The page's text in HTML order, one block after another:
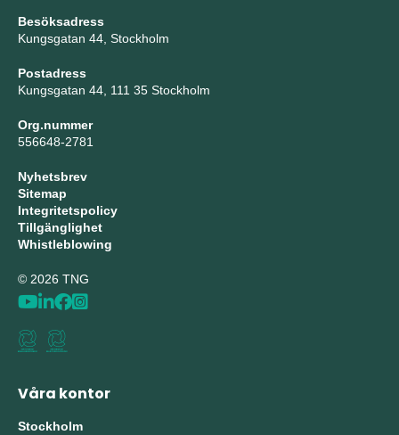
Besöksadress
Kungsgatan 44, Stockholm
Postadress
Kungsgatan 44, 111 35 Stockholm
Org.nummer
556648-2781
Nyhetsbrev
Sitemap
Integritetspolicy
Tillgänglighet
Whistleblowing
© 2026 TNG
Våra kontor
Stockholm